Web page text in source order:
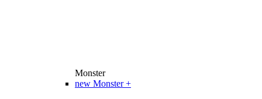
Monster
new Monster +